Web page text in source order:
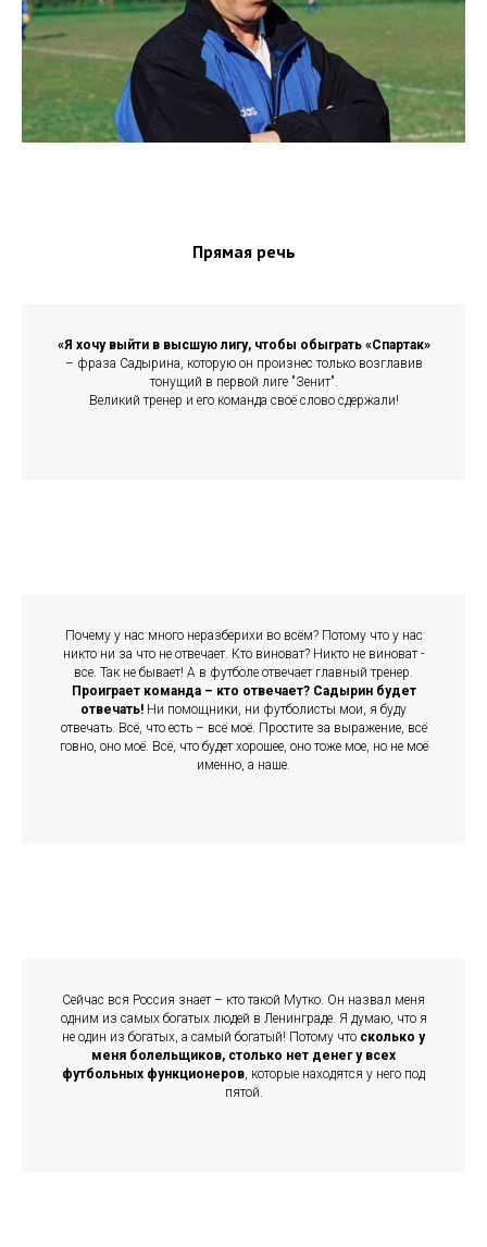
Прямая речь
«Я хочу выйти в высшую лигу, чтобы обыграть «Спартак»
– фраза Садырина, которую он произнес только возглавив
тонущий в первой лиге "Зенит".
Великий тренер и его команда своё слово сдержали!
Почему у нас много неразберихи во всём? Потому что у нас
никто ни за что не отвечает. Кто виноват? Никто не виноват -
все. Так не бывает! А в футболе отвечает главный тренер.
Проиграет команда – кто отвечает? Садырин будет
отвечать! Ни помощники, ни футболисты мои, я буду
отвечать. Всё, что есть – всё моё. Простите за выражение, всё
говно, оно моё. Всё, что будет хорошее, оно тоже мое, но не моё
именно, а наше.
Сейчас вся Россия знает – кто такой Мутко. Он назвал меня
одним из самых богатых людей в Ленинграде. Я думаю, что я
не один из богатых, а самый богатый! Потому что сколько у
меня болельщиков, столько нет денег у всех
футбольных функционеров , которые находятся у него под
пятой.